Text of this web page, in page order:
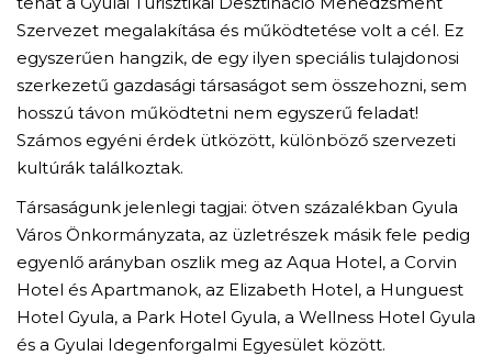
Szervezet megalakítása és működtetése volt a cél. Ez
egyszerűen hangzik, de egy ilyen speciális tulajdonosi
szerkezetű gazdasági társaságot sem összehozni, sem
hosszú távon működtetni nem egyszerű feladat!
Számos egyéni érdek ütközött, különböző szervezeti
kultúrák találkoztak.
Társaságunk jelenlegi tagjai: ötven százalékban Gyula
Város Önkormányzata, az üzletrészek másik fele pedig
egyenlő arányban oszlik meg az Aqua Hotel, a Corvin
Hotel és Apartmanok, az Elizabeth Hotel, a Hunguest
Hotel Gyula, a Park Hotel Gyula, a Wellness Hotel Gyula
és a Gyulai Idegenforgalmi Egyesület között.